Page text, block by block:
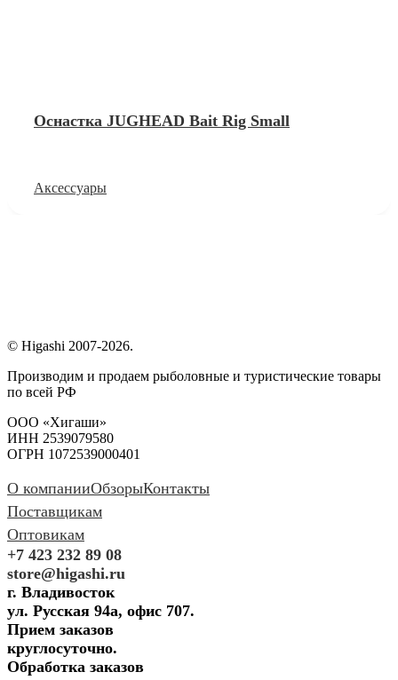
Оснастка JUGHEAD Bait Rig Small
Аксессуары
© Higashi 2007-2026.
Производим и продаем рыболовные и туристические товары
по всей РФ
ООО «Хигаши»
ИНН 2539079580
ОГРН 1072539000401
О компанииОбзорыКонтакты
Поставщикам
Оптовикам
+7 423 232 89 08
store@higashi.ru
г. Владивосток
ул. Русская 94а, офис 707.
Прием заказов
круглосуточно.
Обработка заказов